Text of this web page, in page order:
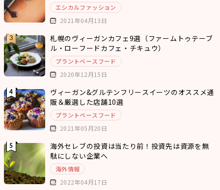
エシカルファッション
2021年04月13日
札幌のヴィーガンカフェ9選（ファームトゥテーブ
ル・ローフードカフェ・チキュウ）
プラントベースフード
2020年12月15日
ヴィーガン&グルテンフリースイーツのオススメ通
販＆厳選した店舗10選
プラントベースフード
2021年05月20日
海外セレブの投資は当たり前！投資先は資源を無
駄にしない企業へ
海外情報
2022年04月17日